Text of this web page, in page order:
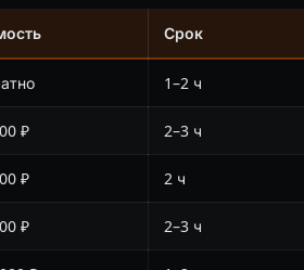
Срок
1–2 ч
₽ 2–3 ч
₽ 2 ч
₽ 2–3 ч